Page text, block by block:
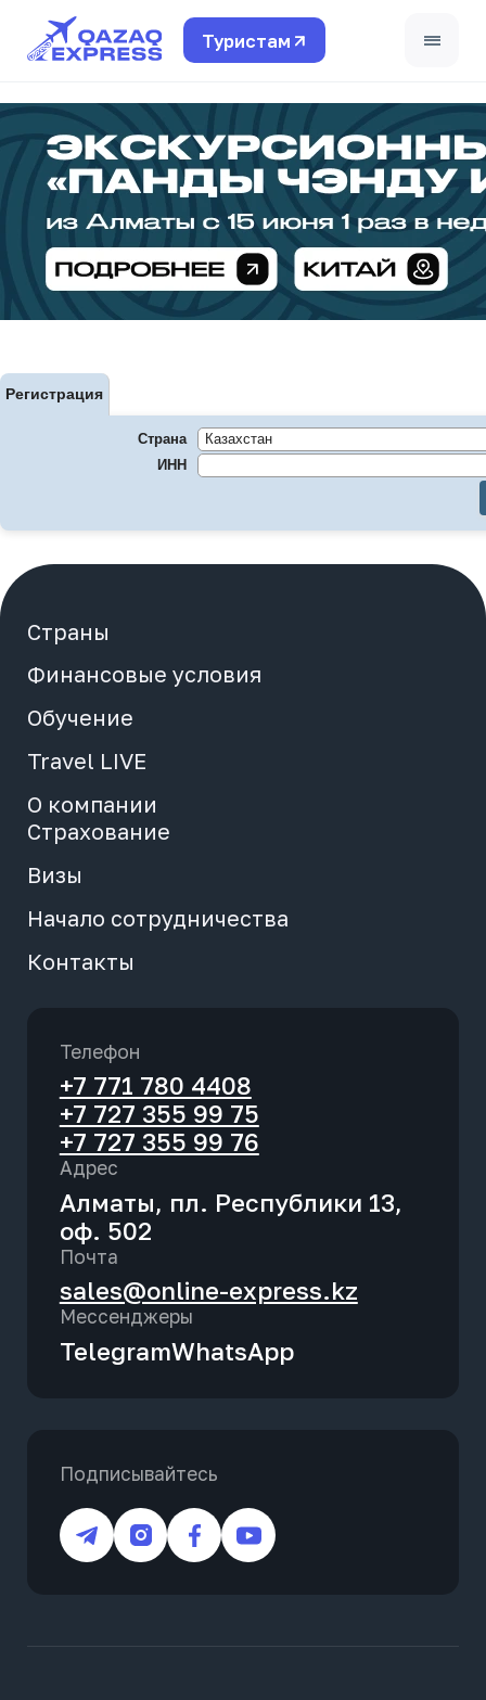
Туристам
Поддержка турагентов
+7 771 780 4408
Для частных лиц
+7 (495) 662-99-40
Страны
Обучение
Travel LIVE
Начало сотрудничества
Контакты
Вход
Просмотр заявок
Редактирование партнера
Печать договора
Регистрация
Страна
ИНН
Страны
Финансовые условия
Обучение
Travel LIVE
О компании
Страхование
Визы
Начало сотрудничества
Контакты
Телефон
+7 771 780 4408
+7 727 355 99 75
+7 727 355 99 76
Адрес
Алматы, пл. Республики 13,
оф. 502
Почта
sales@online-express.kz
Мессенджеры
TelegramWhatsApp
Подписывайтесь